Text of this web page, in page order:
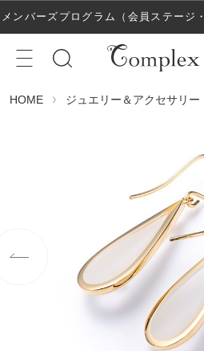
メンバーズプログラム（会員ステージ
た！
HOME ジュエリー＆アクセサリー